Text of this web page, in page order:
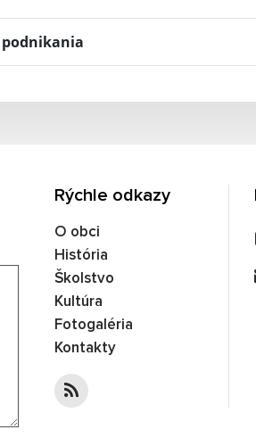
správy...
Rýchle odkazy
O obci
História
Školstvo
Kultúra
Fotogaléria
Kontakty